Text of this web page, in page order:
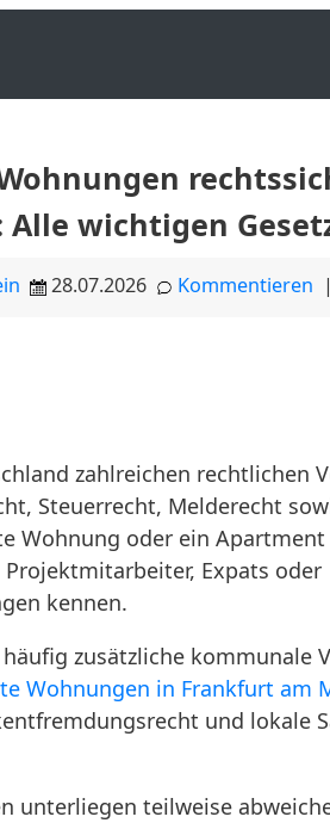
wichtigen
28.07.2026 Kommentieren |
zahlreichen rechtlichen
Steuerrecht, Melderecht
Wohnung oder ein
Expats oder
kennen.
zusätzliche kommunale
Wohnungen in Frankfurt am
und lokale
unterliegen teilweise